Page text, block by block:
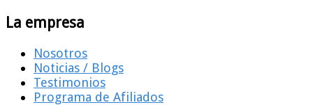
La empresa
Nosotros
Noticias / Blogs
Testimonios
Programa de Afiliados